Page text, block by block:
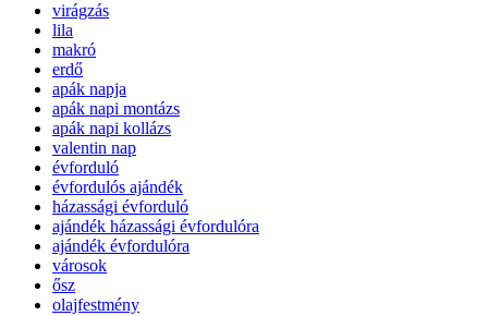
virágzás
lila
makró
erdő
apák napja
apák napi montázs
apák napi kollázs
valentin nap
évforduló
évfordulós ajándék
házassági évforduló
ajándék házassági évfordulóra
ajándék évfordulóra
városok
ősz
olajfestmény